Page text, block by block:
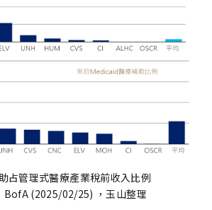
占管理式醫療產業稅前收入比例
BofA (2025/02/25) ，玉山整理